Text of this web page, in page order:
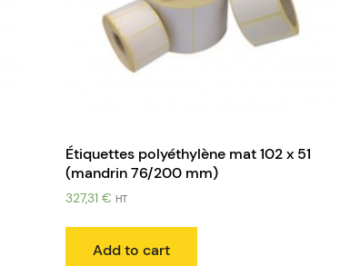
Étiquettes polyéthylène mat 102 x 51
(mandrin 76/200 mm)
327,31€ HT
Add to cart